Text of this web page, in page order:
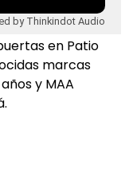
by Thinkindot Audio
en Patio
marcas
y MAA